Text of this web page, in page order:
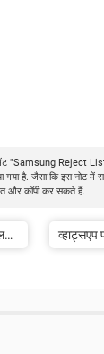
"Samsung Reject
है. जैसा कि इस नोट में
और कॉपी कर सकते हैं.